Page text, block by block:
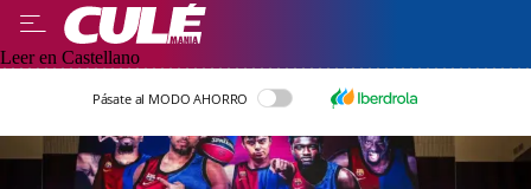
Leer en Castellano
Pásate al MODO AHORRO